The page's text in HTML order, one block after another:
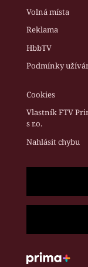
Volná místa
Reklama
HbbTV
Podmínky
Cookies
Vlastník FTV
s r.o.
Nahlásit chybu